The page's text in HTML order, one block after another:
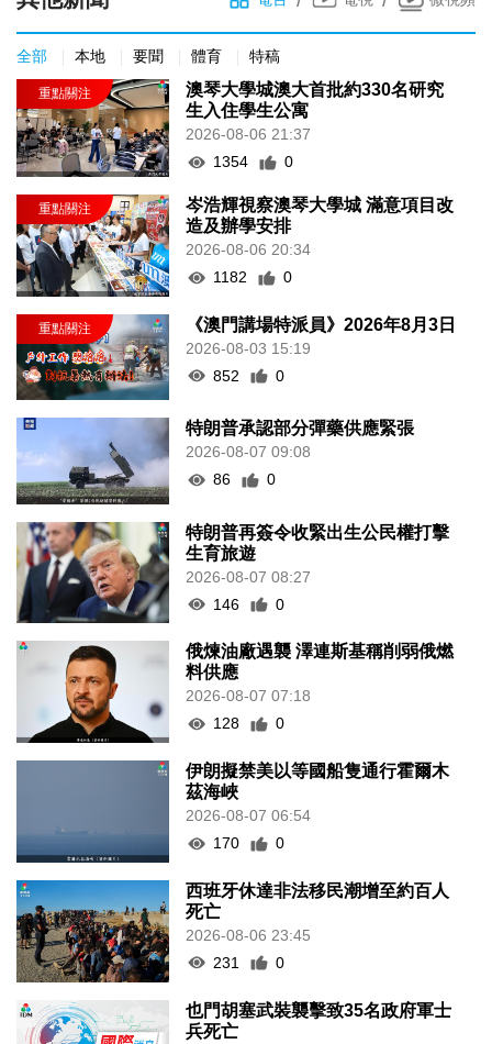
全部 本地 要聞 體育 特稿
澳琴大學城澳大首批約330名研究
生入住學生公寓
2026-08-06 21:37
1354
0
岑浩輝視察澳琴大學城 滿意項目改
造及辦學安排
2026-08-06 20:34
1182
0
《澳門講場特派員》2026年8月3日
2026-08-03 15:19
852
0
特朗普承認部分彈藥供應緊張
2026-08-07 09:08
86
0
特朗普再簽令收緊出生公民權打擊
生育旅遊
2026-08-07 08:27
146
0
俄煉油廠遇襲 澤連斯基稱削弱俄燃
料供應
2026-08-07 07:18
128
0
伊朗擬禁美以等國船隻通行霍爾木
茲海峽
2026-08-07 06:54
170
0
西班牙休達非法移民潮增至約百人
死亡
2026-08-06 23:45
231
0
也門胡塞武裝襲擊致35名政府軍士
兵死亡